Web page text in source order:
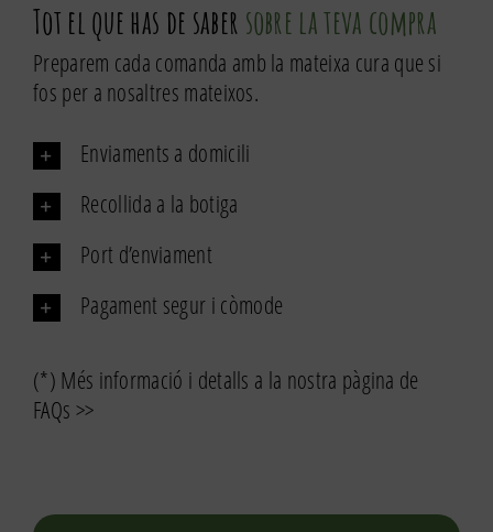
Oli
arbequina
500ml
Masrojana
Tot el que has de saber sobre la teva compra
Preparem cada comanda amb la mateixa cura que si
fos per a nosaltres mateixos.
Enviaments a domicili
Recollida a la botiga
Port d’enviament
Pagament segur i còmode
(*) Més informació i detalls a la nostra pàgina de
FAQs >>